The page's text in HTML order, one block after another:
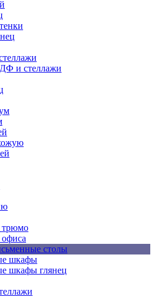
и стеллажи
трюмо
столы
шкафы
шкафы глянец